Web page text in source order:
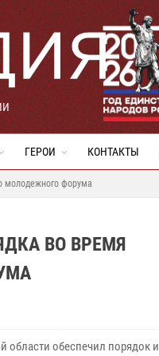
ГЕРОИ КОНТАКТЫ
молодежного форума
ВО ВРЕМЯ
области обеспечил порядок и